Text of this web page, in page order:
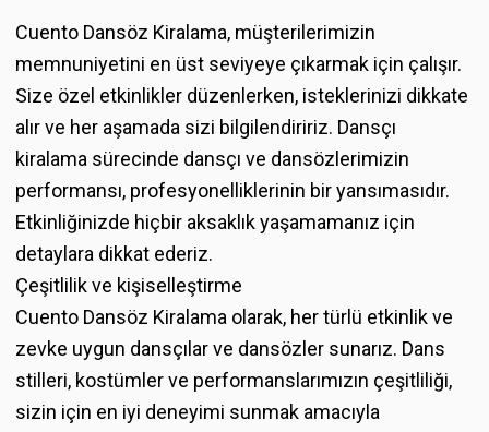
Cuento Dansöz Kiralama, müşterilerimizin
memnuniyetini en üst seviyeye çıkarmak için çalışır.
Size özel etkinlikler düzenlerken, isteklerinizi dikkate
alır ve her aşamada sizi bilgilendiririz. Dansçı
kiralama sürecinde dansçı ve dansözlerimizin
performansı, profesyonelliklerinin bir yansımasıdır.
Etkinliğinizde hiçbir aksaklık yaşamamanız için
detaylara dikkat ederiz.
Çeşitlilik ve kişiselleştirme
Cuento Dansöz Kiralama olarak, her türlü etkinlik ve
zevke uygun dansçılar ve dansözler sunarız. Dans
stilleri, kostümler ve performanslarımızın çeşitliliği,
sizin için en iyi deneyimi sunmak amacıyla